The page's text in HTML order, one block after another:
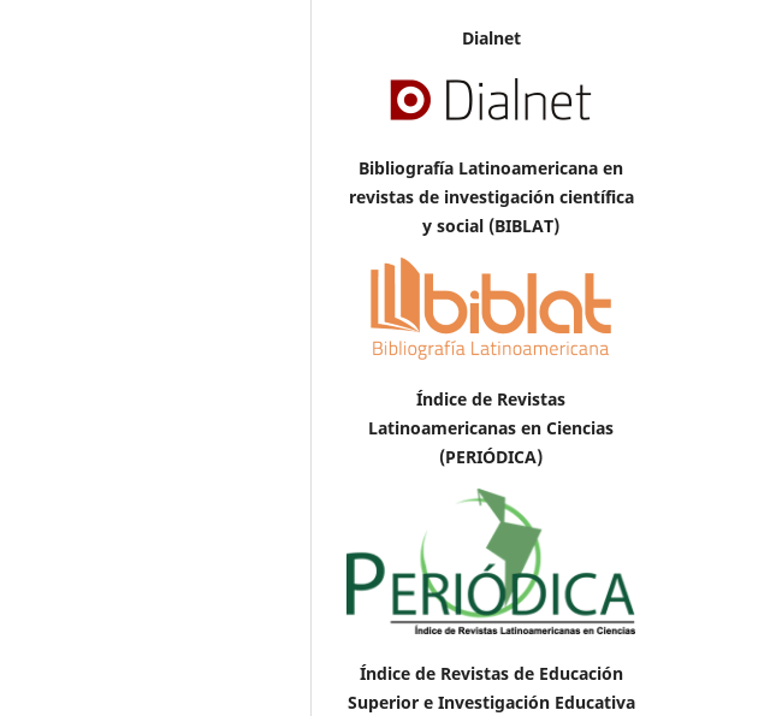
Dialnet
Bibliografía Latinoamericana en
revistas de investigación científica
y social (BIBLAT)
Índice de Revistas
Latinoamericanas en Ciencias
(PERIÓDICA)
Índice de Revistas de Educación
Superior e Investigación Educativa